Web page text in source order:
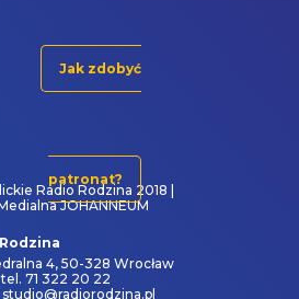
Jak zdobyć
patronat?
Radio Rodzina 2018 |
JOHANNEUM
4, 50-328 Wrocław
71 322 20 22